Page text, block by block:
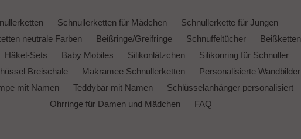
Schnullerketten für Mädchen
Schnullerkette für Jungen
neutrale Farben
Beißringe/Greifringe Schnuffeltücher
Beißketten
Häkel-Sets
Baby Mobiles Silikonlätzchen
Silikonring für Schnuller
Breischale
Makramee Schnullerketten
Personalisierte Wandbilder
mit Namen
Teddybär mit Namen
Schlüsselanhänger personalisiert
Ohrringe für Damen und Mädchen
FAQ